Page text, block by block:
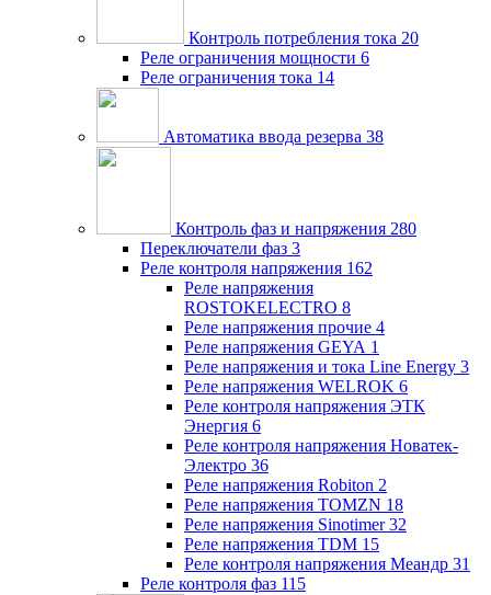
Контроль потребления тока 20
Реле ограничения мощности 6
Реле ограничения тока 14
Автоматика ввода резерва 38
Контроль фаз и напряжения 280
Переключатели фаз 3
Реле контроля напряжения 162
Реле напряжения
ROSTOKELECTRO 8
Реле напряжения прочие 4
Реле напряжения GEYA 1
Реле напряжения и тока Line Energy 3
Реле напряжения WELROK 6
Реле контроля напряжения ЭТК
Энергия 6
Реле контроля напряжения Новатек-
Электро 36
Реле напряжения Robiton 2
Реле напряжения TOMZN 18
Реле напряжения Sinotimer 32
Реле напряжения TDM 15
Реле контроля напряжения Меандр 31
Реле контроля фаз 115